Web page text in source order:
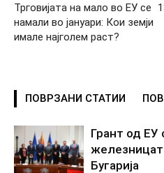
Трговијата на мало во ЕУ се
намали во јануари: Кои земји
имале најголем раст?
ПОВРЗАНИ СТАТИИ
Грант од ЕУ
Бугарија